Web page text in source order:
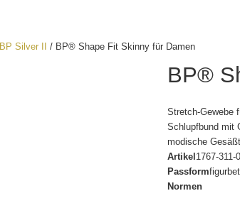
BP Silver II / BP® Shape Fit Skinny für Damen
BP®
Stretch-Gewebe
Schlupfbund mit
modische
Artikel 1767-311-
Passform
Normen